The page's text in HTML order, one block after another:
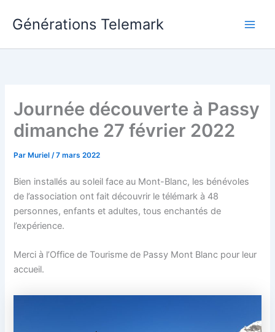
Générations Telemark
Journée découverte à Passy
dimanche 27 février 2022
Par Muriel/7 mars 2022
Bien installés au soleil face au Mont-Blanc, les bénévoles
de l’association ont fait découvrir le télémark à 48
personnes, enfants et adultes, tous enchantés de
l’expérience.
Merci à l’Office de Tourisme de Passy Mont Blanc pour leur
accueil.